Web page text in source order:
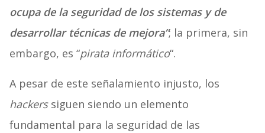
ocupa de la seguridad de los sistemas y de
desarrollar técnicas de mejora”; la primera, sin
embargo, es “pirata informático“.
A pesar de este señalamiento injusto, los
hackerssiguen siendo un elemento
fundamental para la seguridad de las